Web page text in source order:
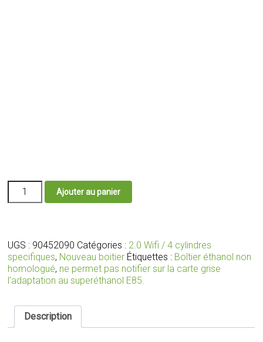
quantité
2.0
wifi
avec
branchement
prise
qui
Ajouter au panier
UGS : 90452090 Catégories : 2.0 Wifi / 4 cylindres
specifiques, Nouveau boitier Étiquettes : Boîtier éthanol non
homologué, ne permet pas notifier sur la carte grise
l'adaptation au superéthanol E85.
Description